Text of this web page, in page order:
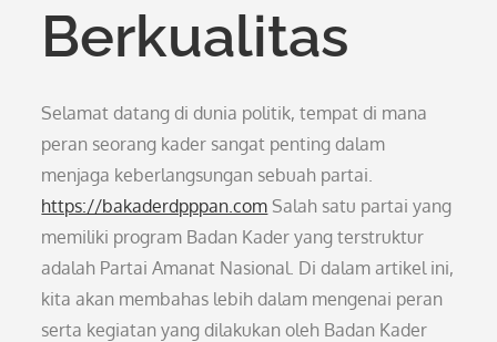
Berkualitas
Selamat datang di dunia politik, tempat di mana
peran seorang kader sangat penting dalam
menjaga keberlangsungan sebuah partai.
https://bakaderdpppan.com Salah satu partai yang
memiliki program Badan Kader yang terstruktur
adalah Partai Amanat Nasional. Di dalam artikel ini,
kita akan membahas lebih dalam mengenai peran
serta kegiatan yang dilakukan oleh Badan Kader